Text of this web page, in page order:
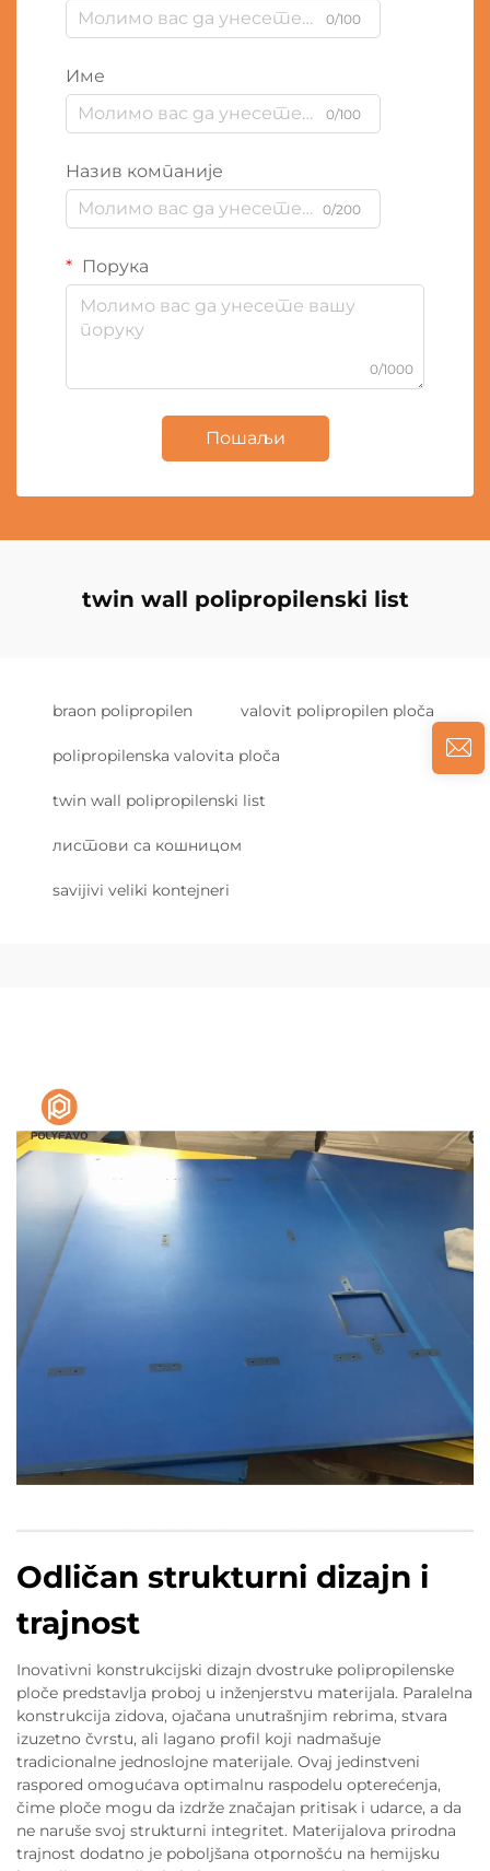
0/100
Име
0/100
Назив компаније
0/200
Порука
0/1000
Пошаљи
twin wall polipropilenski list
braon polipropilen valovit polipropilen ploča
polipropilenska valovita ploča
twin wall polipropilenski list
листови са кошницом
savijivi veliki kontejneri
Odličan strukturni dizajn i
trajnost
Inovativni konstrukcijski dizajn dvostruke polipropilenske
ploče predstavlja proboj u inženjerstvu materijala. Paralelna
konstrukcija zidova, ojačana unutrašnjim rebrima, stvara
izuzetno čvrstu, ali lagano profil koji nadmašuje
tradicionalne jednoslojne materijale. Ovaj jedinstveni
raspored omogućava optimalnu raspodelu opterećenja,
čime ploče mogu da izdrže značajan pritisak i udarce, a da
ne naruše svoj strukturni integritet. Materijalova prirodna
trajnost dodatno je poboljšana otpornošću na hemijsku